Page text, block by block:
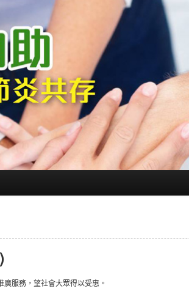
服務，望社會大眾得以受惠。